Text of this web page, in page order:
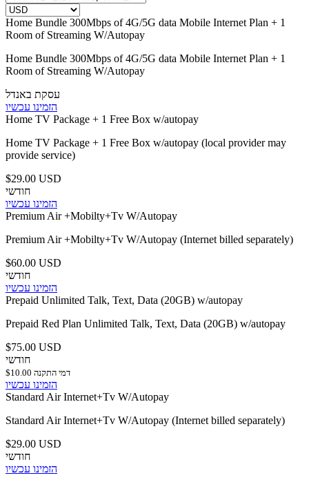
Home Bundle 300Mbps of 4G/5G data Mobile Internet Plan + 1
Room of Streaming W/Autopay
Home Bundle 300Mbps of 4G/5G data Mobile Internet Plan + 1
Room of Streaming W/Autopay
עסקת באנדל
הזמינו עכשיו
Home TV Package + 1 Free Box w/autopay
Home TV Package + 1 Free Box w/autopay (local provider may
provide service)
$29.00 USD
חודשי
הזמינו עכשיו
Premium Air +Mobilty+Tv W/Autopay
Premium Air +Mobilty+Tv W/Autopay (Internet billed separately)
$60.00 USD
חודשי
הזמינו עכשיו
Prepaid Unlimited Talk, Text, Data (20GB) w/autopay
Prepaid Red Plan Unlimited Talk, Text, Data (20GB) w/autopay
$75.00 USD
חודשי
$10.00 דמי התקנה
הזמינו עכשיו
Standard Air Internet+Tv W/Autopay
Standard Air Internet+Tv W/Autopay (Internet billed separately)
$29.00 USD
חודשי
הזמינו עכשיו